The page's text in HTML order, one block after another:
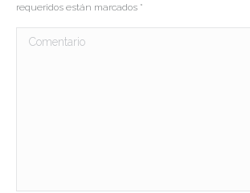
requeridos están marcados *
Comentario